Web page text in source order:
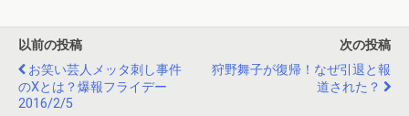
以前の投稿
お笑い芸人メッタ刺し事件
のXとは？爆報フライデー
2016/2/5
次の投稿
狩野舞子が復帰！なぜ引退と報
道された？